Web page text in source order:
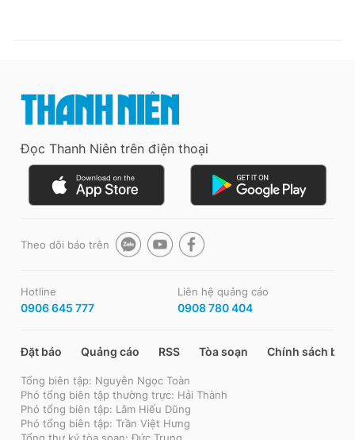
Đọc Thanh Niên trên điện thoại
Theo dõi báo trên
Hotline
0906 645 777
Liên hệ quảng cáo
0908 780 404
Đặt báo Quảng cáo RSS Tòa soạn Chính sách bảo
Tổng biên tập: Nguyễn Ngọc Toàn
Phó tổng biên tập thường trực: Hải Thành
Phó tổng biên tập: Lâm Hiếu Dũng
Phó tổng biên tập: Trần Việt Hưng